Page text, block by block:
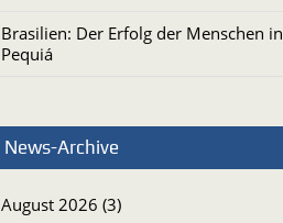
Brasilien: Der Erfolg der Menschen in
Pequiá
News-Archive
August 2026 (3)